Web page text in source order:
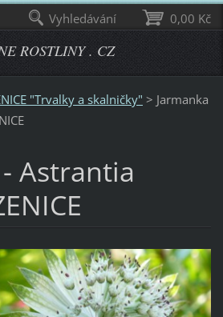
ROSTLINY . CZ
"Trvalky a skalničky" > Jarmanka
Astrantia
0,00 Kč
Vyhledávání